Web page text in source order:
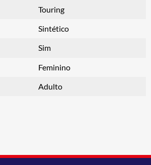
Touring
Sintético
Sim
Feminino
Adulto